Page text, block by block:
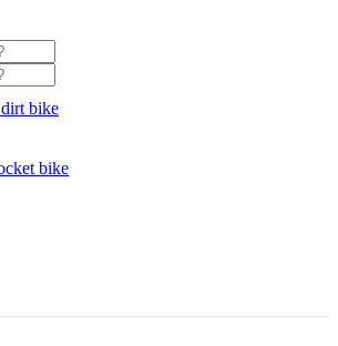
bike
bike